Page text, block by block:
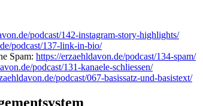
podcast/142-instagram-story-highlights/
podcast/137-link-in-bio/
Spam: https://erzaehldavon.de/podcast/134-spam/
podcast/131-kanaele-schliessen/
podcast/067-basissatz-und-basistext/